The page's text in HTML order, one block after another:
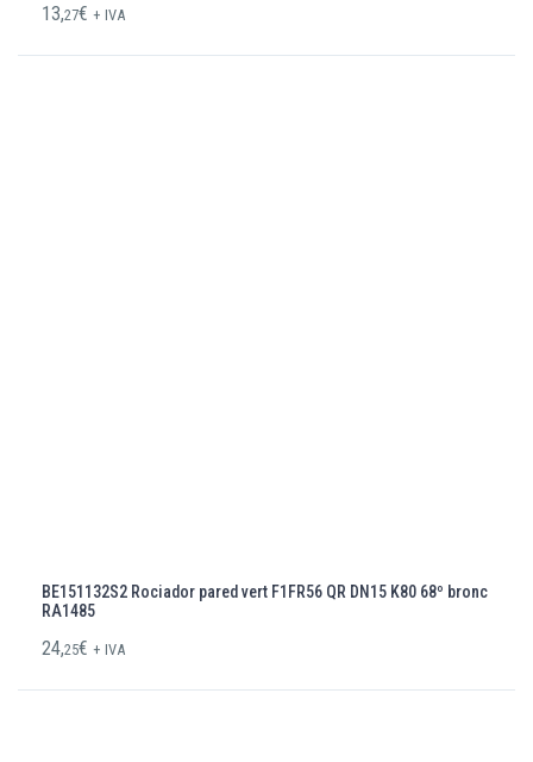
13,27€ + IVA
BE151132S2 Rociador pared vert F1FR56 QR DN15 K80 68º bronc
RA1485
24,25€ + IVA